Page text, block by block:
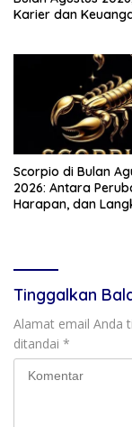
Karier dan
Scorpio di Bulan
2026: Antara
Harapan, dan
Tinggalkan
Alamat email Anda
ditandai *